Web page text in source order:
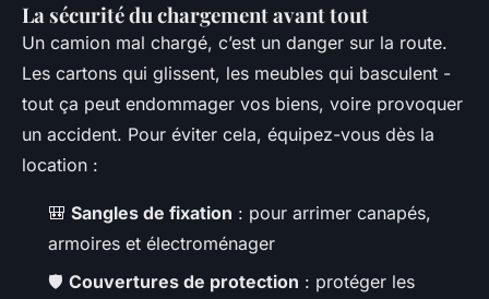
La sécurité du chargement avant tout
Un camion mal chargé, c’est un danger sur la route.
Les cartons qui glissent, les meubles qui basculent -
tout ça peut endommager vos biens, voire provoquer
un accident. Pour éviter cela, équipez-vous dès la
location :
🎒 Sangles de fixation : pour arrimer canapés,
armoires et électroménager
🛡️ Couvertures de protection : protéger les